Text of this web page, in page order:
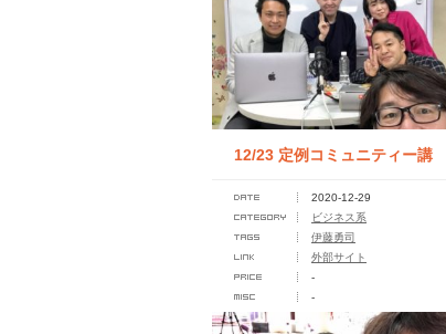
12/23 定例コミュニティー講
2020-12-29
ビジネス系
伊藤勇司
外部サイト
-
-